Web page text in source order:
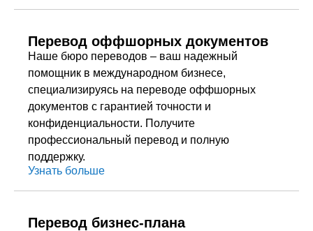
Перевод оффшорных документов
Наше бюро переводов – ваш надежный
помощник в международном бизнесе,
специализируясь на переводе оффшорных
документов с гарантией точности и
конфиденциальности. Получите
профессиональный перевод и полную
поддержку.
Узнать больше
Перевод бизнес-плана